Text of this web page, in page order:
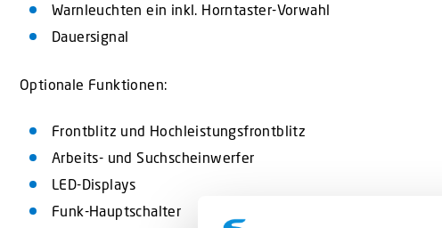
Warnleuchten ein inkl. Horntaster-Vorwahl
Dauersignal
Optionale Funktionen:
Frontblitz und Hochleistungsfrontblitz
Arbeits- und Suchscheinwerfer
LED-Displays
Funk-Hauptschalter